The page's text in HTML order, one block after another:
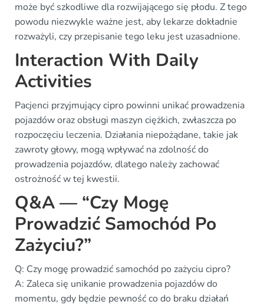
może być szkodliwe dla rozwijającego się płodu. Z tego
powodu niezwykle ważne jest, aby lekarze dokładnie
rozważyli, czy przepisanie tego leku jest uzasadnione.
Interaction With Daily
Activities
Pacjenci przyjmujący cipro powinni unikać prowadzenia
pojazdów oraz obsługi maszyn ciężkich, zwłaszcza po
rozpoczęciu leczenia. Działania niepożądane, takie jak
zawroty głowy, mogą wpływać na zdolność do
prowadzenia pojazdów, dlatego należy zachować
ostrożność w tej kwestii.
Q&A — “Czy Mogę
Prowadzić Samochód Po
Zażyciu?”
Q: Czy mogę prowadzić samochód po zażyciu cipro?
A: Zaleca się unikanie prowadzenia pojazdów do
momentu, gdy będzie pewność co do braku działań